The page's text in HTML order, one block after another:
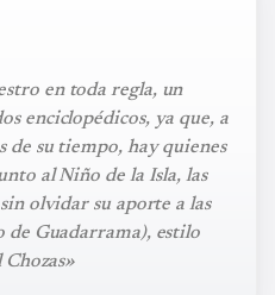
en toda regla, un
enciclopédicos, ya que, a
de su tiempo, hay quienes
al Niño de la Isla, las
olvidar su aporte a las
de Guadarrama), estilo